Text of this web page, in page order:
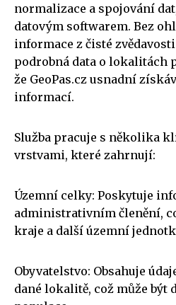
normalizace a spojování
datovým softwarem. Bez
informace z čisté
podrobná data o lokalitách
že GeoPas.cz usnadní
informací.
Služba pracuje s několika
vrstvami, které zahrnují:
Územní celky: Poskytuje
administrativním členění,
kraje a další územní
Obyvatelstvo: Obsahuje
dané lokalitě, což může být